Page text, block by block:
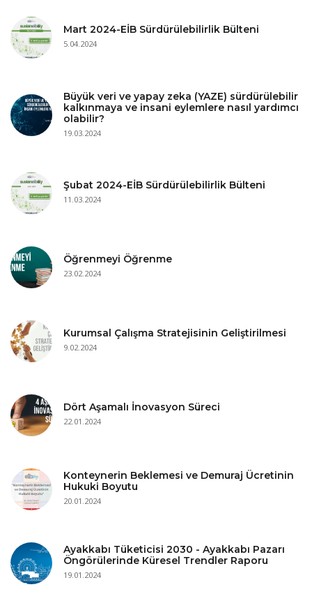
Mart 2024-EİB Sürdürülebilirlik Bülteni
5.04.2024
Büyük veri ve yapay zeka (YAZE) sürdürülebilir
kalkınmaya ve insani eylemlere nasıl yardımcı
olabilir?
19.03.2024
Şubat 2024-EİB Sürdürülebilirlik Bülteni
11.03.2024
Öğrenmeyi Öğrenme
23.02.2024
Kurumsal Çalışma Stratejisinin Geliştirilmesi
9.02.2024
Dört Aşamalı İnovasyon Süreci
22.01.2024
Konteynerin Beklemesi ve Demuraj Ücretinin
Hukuki Boyutu
20.01.2024
Ayakkabı Tüketicisi 2030 - Ayakkabı Pazarı
Öngörülerinde Küresel Trendler Raporu
19.01.2024